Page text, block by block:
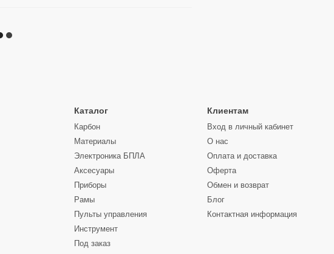
Каталог
Карбон
Материалы
Электроника БПЛА
Аксесуары
Приборы
Рамы
Пульты управления
Инструмент
Под заказ
Клиентам
Вход в личный кабинет
О нас
Оплата и доставка
Оферта
Обмен и возврат
Блог
Контактная информация